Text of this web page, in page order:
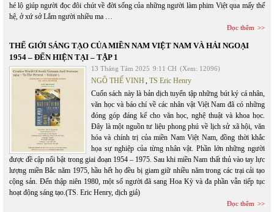
hé lộ giúp người đọc đôi chút về đời sống của những người làm phim Việt qua mấy thế
hệ, ở xứ sở Lắm người nhiều ma …
Đọc thêm
THẾ GIỚI SÁNG TẠO CỦA MIỀN NAM VIỆT NAM VÀ HẢI NGOẠI
1954 – ĐẾN HIỆN TẠI – TẬP 1
13 Tháng Tám 2025 9:11 CH (Xem: 12096)
NGÔ THẾ VINH TS Eric Henry
Cuốn sách này là bản dịch tuyển tập những bút ký cá nhân,
văn học và báo chí về các nhân vật Việt Nam đã có những
đóng góp đáng kể cho văn học, nghệ thuật và khoa học.
Đây là một nguồn tư liệu phong phú về lịch sử xã hội, văn
hóa và chính trị của miền Nam Việt Nam, đồng thời khắc
họa sự nghiệp của từng nhân vật. Phần lớn những người
được đề cập nổi bật trong giai đoạn 1954 – 1975. Sau khi miền Nam thất thủ vào tay lực
lượng miền Bắc năm 1975, hầu hết họ đều bị giam giữ nhiều năm trong các trại cải tạo
cộng sản. Đến thập niên 1980, một số người đã sang Hoa Kỳ và đa phần vẫn tiếp tục
hoạt động sáng tạo.(TS. Eric Henry, dịch giả)
Đọc thêm